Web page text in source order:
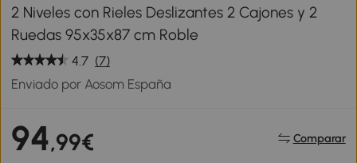
2 Niveles con Rieles Deslizantes 2 Cajones y 2
Ruedas 95x35x87 cm Roble
4.7 (7)
Enviado por Aosom España
94,99€ Comparar